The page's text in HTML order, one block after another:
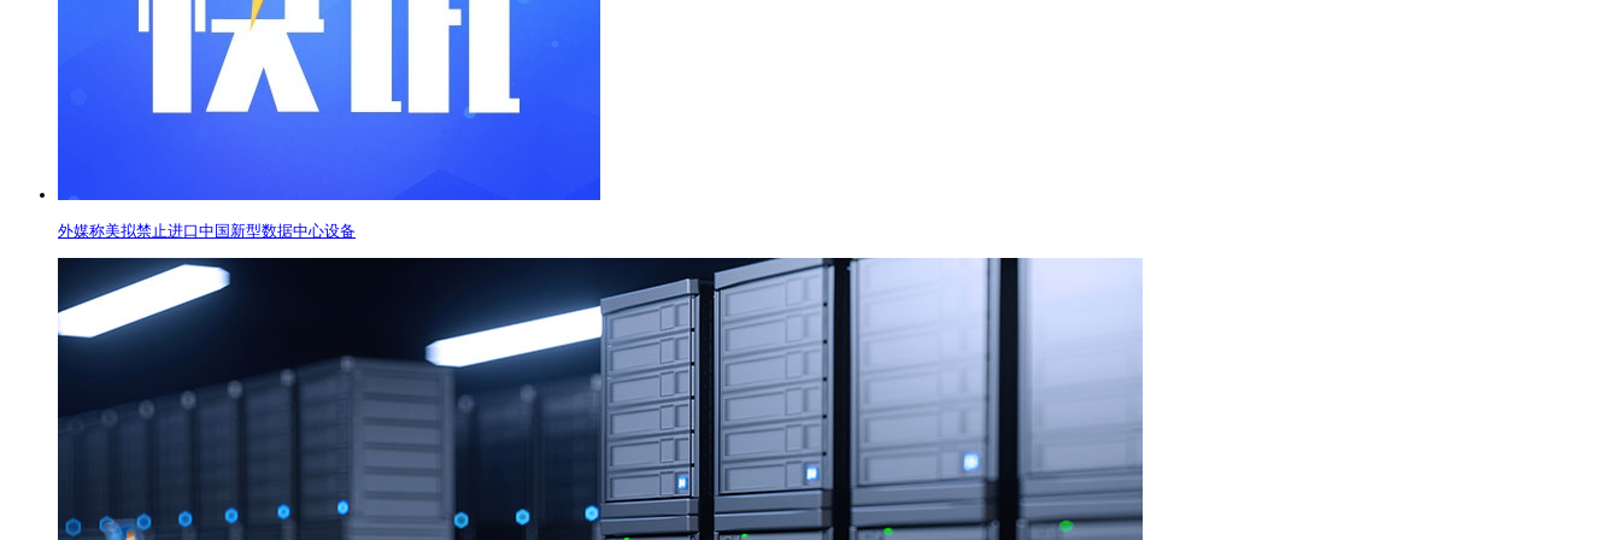
外媒称美拟禁止进口中国新型数据中心设备